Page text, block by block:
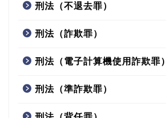
刑法（不退去罪）
刑法（詐欺罪）
刑法（電子計算機使用詐欺罪）
刑法（準詐欺罪）